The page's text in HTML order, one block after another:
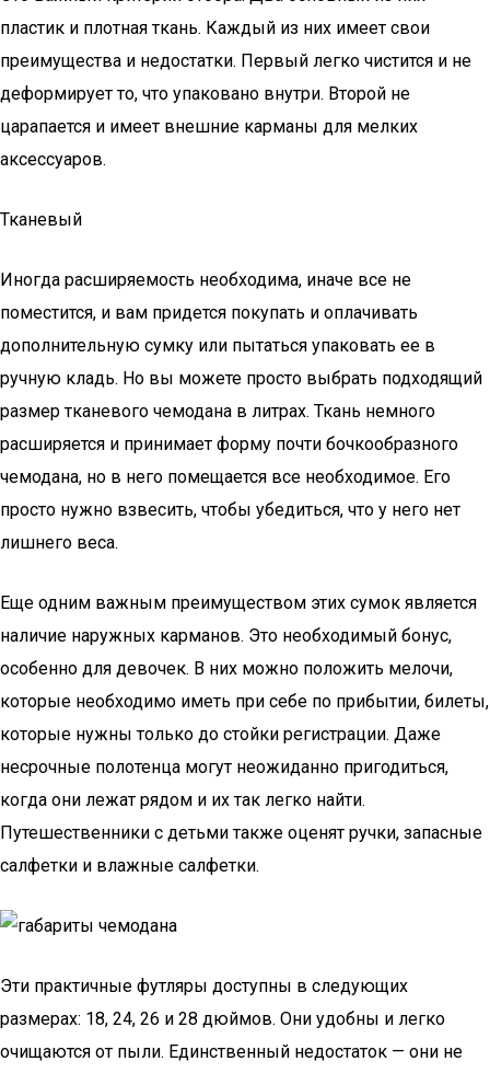
пластик и плотная ткань. Каждый из них имеет свои
преимущества и недостатки. Первый легко чистится и не
деформирует то, что упаковано внутри. Второй не
царапается и имеет внешние карманы для мелких
аксессуаров.
Тканевый
Иногда расширяемость необходима, иначе все не
поместится, и вам придется покупать и оплачивать
дополнительную сумку или пытаться упаковать ее в
ручную кладь. Но вы можете просто выбрать подходящий
размер тканевого чемодана в литрах. Ткань немного
расширяется и принимает форму почти бочкообразного
чемодана, но в него помещается все необходимое. Его
просто нужно взвесить, чтобы убедиться, что у него нет
лишнего веса.
Еще одним важным преимуществом этих сумок является
наличие наружных карманов. Это необходимый бонус,
особенно для девочек. В них можно положить мелочи,
которые необходимо иметь при себе по прибытии, билеты,
которые нужны только до стойки регистрации. Даже
несрочные полотенца могут неожиданно пригодиться,
когда они лежат рядом и их так легко найти.
Путешественники с детьми также оценят ручки, запасные
салфетки и влажные салфетки.
Эти практичные футляры доступны в следующих
размерах: 18, 24, 26 и 28 дюймов. Они удобны и легко
очищаются от пыли. Единственный недостаток — они не